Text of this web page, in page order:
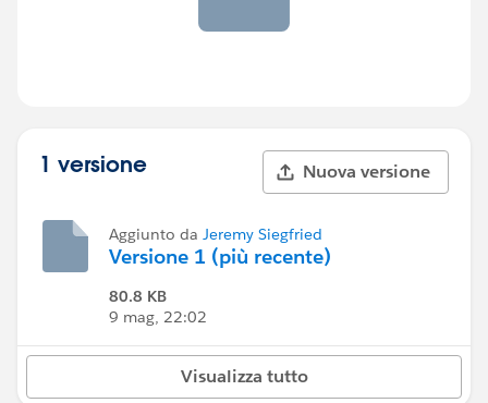
1 versione Nuova versione
Aggiunto da Jeremy Siegfried
Versione 1 (più recente)
80.8 KB
9 mag, 22:02
Visualizza tutto